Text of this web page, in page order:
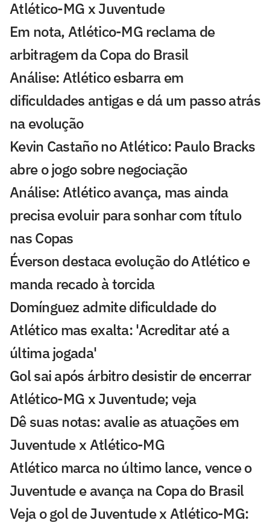
Atlético-MG x Juventude
Em nota, Atlético-MG reclama de
arbitragem da Copa do Brasil
Análise: Atlético esbarra em
dificuldades antigas e dá um passo atrás
na evolução
Kevin Castaño no Atlético: Paulo Bracks
abre o jogo sobre negociação
Análise: Atlético avança, mas ainda
precisa evoluir para sonhar com título
nas Copas
Éverson destaca evolução do Atlético e
manda recado à torcida
Domínguez admite dificuldade do
Atlético mas exalta: 'Acreditar até a
última jogada'
Gol sai após árbitro desistir de encerrar
Atlético-MG x Juventude; veja
Dê suas notas: avalie as atuações em
Juventude x Atlético-MG
Atlético marca no último lance, vence o
Juventude e avança na Copa do Brasil
Veja o gol de Juventude x Atlético-MG: